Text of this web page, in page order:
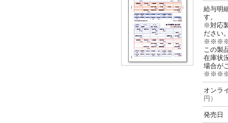
給与明
す。
※対応
ださい
この製
在庫状
場合が
オン
円）
発売日